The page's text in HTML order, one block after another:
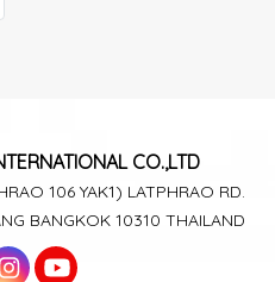
CO.,LTD
106 YAK1) LATPHRAO RD.
BANGKOK 10310 THAILAND